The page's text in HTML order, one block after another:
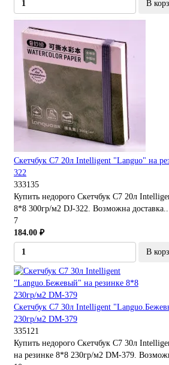
В
Скетчбук С7 20л Intelligent "Languo" на
322
333135
Купить недорого Скетчбук С7 20л
8*8 300гр/м2 DJ-322. Возможна доставка..
7
184.00 ₽
В
Скетчбук С7 30л Intelligent
230гр/м2 DM-379
335121
Купить недорого Скетчбук С7 30л
на резинке 8*8 230гр/м2 DM-379.